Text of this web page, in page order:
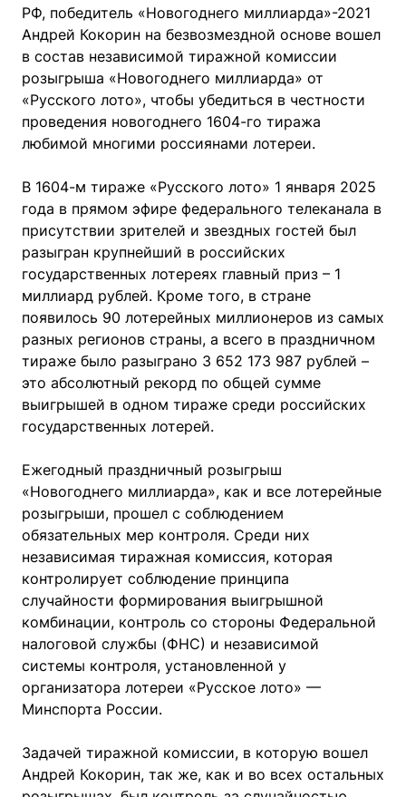
РФ, победитель «Новогоднего миллиарда»-2021
Андрей Кокорин на безвозмездной основе вошел
в состав независимой тиражной комиссии
розыгрыша «Новогоднего миллиарда» от
«Русского лото», чтобы убедиться в честности
проведения новогоднего 1604-го тиража
любимой многими россиянами лотереи.
В 1604-м тираже «Русского лото» 1 января 2025
года в прямом эфире федерального телеканала в
присутствии зрителей и звездных гостей был
разыгран крупнейший в российских
государственных лотереях главный приз – 1
миллиард рублей. Кроме того, в стране
появилось 90 лотерейных миллионеров из самых
разных регионов страны, а всего в праздничном
тираже было разыграно 3 652 173 987 рублей –
это абсолютный рекорд по общей сумме
выигрышей в одном тираже среди российских
государственных лотерей.
Ежегодный праздничный розыгрыш
«Новогоднего миллиарда», как и все лотерейные
розыгрыши, прошел с соблюдением
обязательных мер контроля. Среди них
независимая тиражная комиссия, которая
контролирует соблюдение принципа
случайности формирования выигрышной
комбинации, контроль со стороны Федеральной
налоговой службы (ФНС) и независимой
системы контроля, установленной у
организатора лотереи «Русское лото» —
Минспорта России.
Задачей тиражной комиссии, в которую вошел
Андрей Кокорин, так же, как и во всех остальных